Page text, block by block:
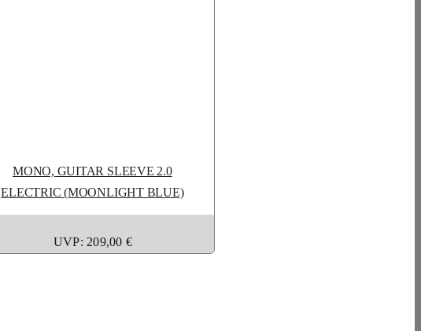
MONO, GUITAR SLEEVE 2.0
ELECTRIC (MOONLIGHT BLUE)
UVP: 209,00 €